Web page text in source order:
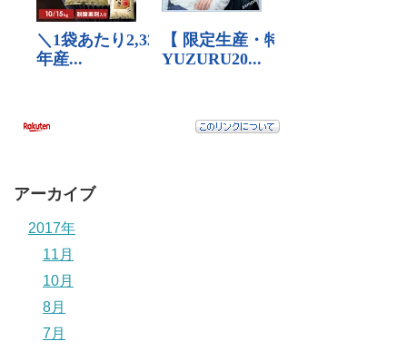
アーカイブ
2017年
11月
10月
8月
7月